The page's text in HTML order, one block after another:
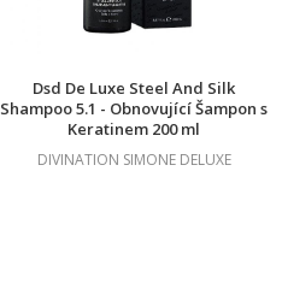
Dsd De Luxe Steel And Silk
Shampoo 5.1 - Obnovující Šampon s
Keratinem 200 ml
DIVINATION SIMONE DELUXE